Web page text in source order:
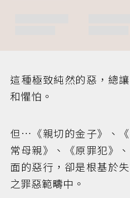
這種極致純然的惡，總
和懼怕。
但…《親切的金子》、
常母親》、《原罪犯》
面的惡行，卻是根基於
之罪惡範疇中。